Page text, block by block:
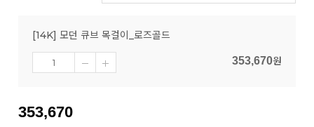
[14K] 모던 큐브 목걸이_로즈골드
353,670원
353,670